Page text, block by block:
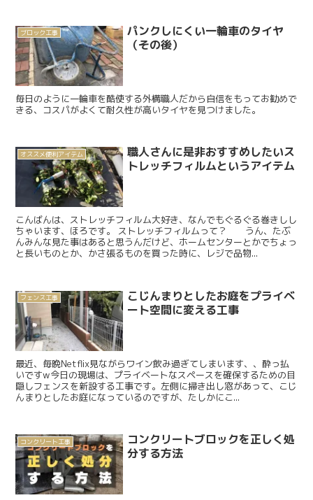
ブロック工事
パンクしにくい一輪車のタイヤ
（その後）
毎日のように一輪車を酷使する外構職人だから自信をもってお勧めで
きる、コスパがよくて耐久性が高いタイヤを見つけました。
オススメ便利アイテム
職人さんに是非おすすめしたいス
トレッチフィルムというアイテム
こんばんは、ストレッチフィルム大好き、なんでもぐるぐる巻きしし
ちゃいます、ほろです。 ストレッチフィルムって？ うん、たぶ
んみんな見た事はあると思うんだけど、ホームセンターとかでちょっ
と長いものとか、かさ張るものを買った時に、レジで品物...
フェンス工事
こじんまりとしたお庭をプライベ
ート空間に変える工事
最近、毎晩Netflix見ながらワイン飲み過ぎてしまいます、、酔っ払
いですw今日の現場は、プライベートなスペースを確保するための目
隠しフェンスを新設する工事です。左側に掃き出し窓があって、こじ
んまりとしたお庭になっているのですが、たしかにこ...
コンクリート工事
コンクリートブロックを正しく処
分する方法